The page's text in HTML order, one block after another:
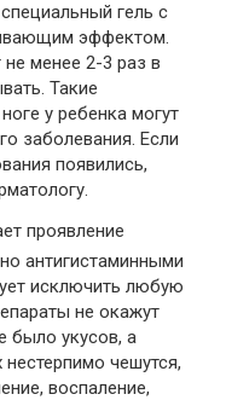
гель с
эффектом.
менее 2-3 раз в
Такие
у ребенка могут
заболевания. Если
появились,
проявление
антигистаминными
исключить любую
не окажут
было укусов, а
чешутся,
воспаление,